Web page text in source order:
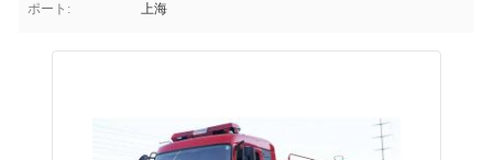
ポート:
上海